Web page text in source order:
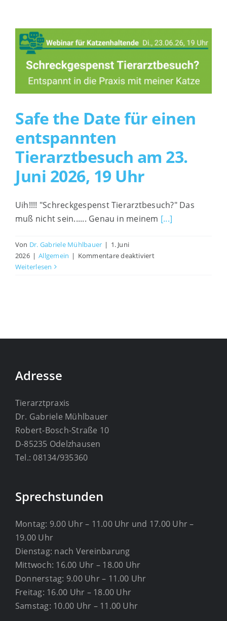
Safe the Date für einen
entspannten
Tierarztbesuch am 23.
Juni 2026, 19 Uhr
Uih!!!! "Schreckgespenst Tierarztbesuch?" Das
muß nicht sein...... Genau in meinem [...]
Von Dr. Gabriele Mühlbauer | 1. Juni
2026 | Allgemein | Kommentare deaktiviertfür
Weiterlesen
Adresse
Tierarztpraxis
Dr. Gabriele Mühlbauer
Robert-Bosch-Straße 10
D-85235 Odelzhausen
Tel.: 08134/935360
Sprechstunden
Montag: 9.00 Uhr – 11.00 Uhr und 17.00 Uhr –
19.00 Uhr
Dienstag: nach Vereinbarung
Mittwoch: 16.00 Uhr – 18.00 Uhr
Donnerstag: 9.00 Uhr – 11.00 Uhr
Freitag: 16.00 Uhr – 18.00 Uhr
Samstag: 10.00 Uhr – 11.00 Uhr